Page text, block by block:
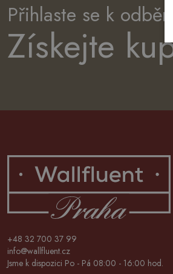
Přihlaste se k
Získejte
+48 32 700 37 99
info@wallfluent.cz
Jsme k dispozici Po - Pá 08:00 - 16:00 hod.